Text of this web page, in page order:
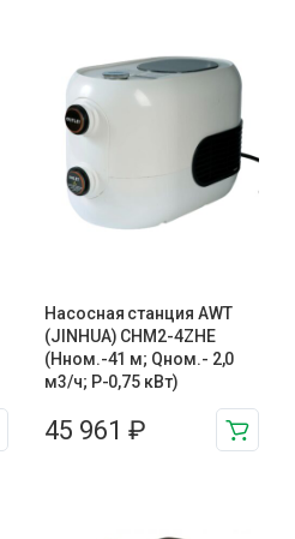
Насосная станция AWT
(JINHUA) CHM2-4ZHE
(Hном.-41 м; Qном.- 2,0
м3/ч; P-0,75 кВт)
45 961 ₽